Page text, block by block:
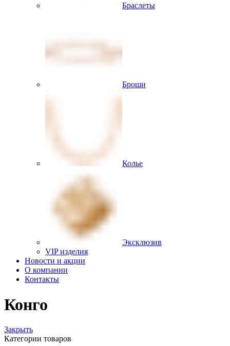
Браслеты
Броши
Колье
Эксклюзив
VIP изделия
Новости и акции
О компании
Контакты
Конго
Закрыть
Категории товаров